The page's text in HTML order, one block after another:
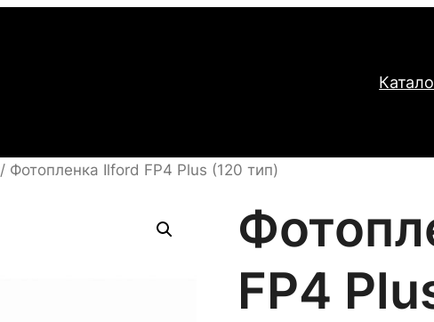
/ Фотопленка Ilford FP4 Plus (120 тип)
FP4